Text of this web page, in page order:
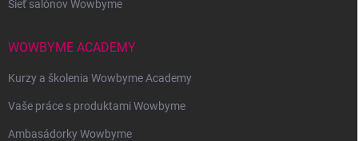
Sieť salónov Wowbyme
WOWBYME ACADEMY
Kurzy a školenia Wowbyme Academy
Vaše práce s produktami Wowbyme
Ambasádorky Wowbyme